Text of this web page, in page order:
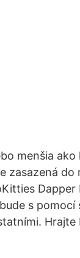
menšia
zasazená do
Dapper
s pomocí